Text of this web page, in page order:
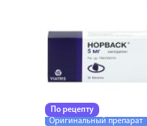
По рецепту
Оригинальный препарат